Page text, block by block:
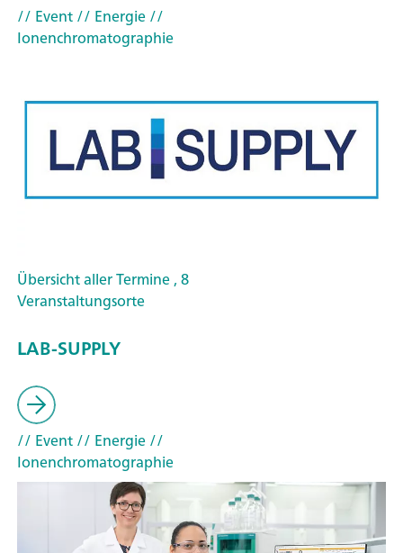
// Event// Energie//
Ionenchromatographie
Übersicht aller Termine , 8
Veranstaltungsorte
LAB-SUPPLY
// Event// Energie//
Ionenchromatographie